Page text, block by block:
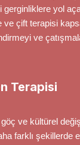
gerginliklere yol
ve çift terapisi
ve
Terapisi
ve kültürel
farklı şekillerde